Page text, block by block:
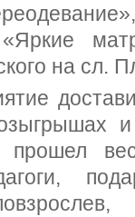
на сл.
прошел